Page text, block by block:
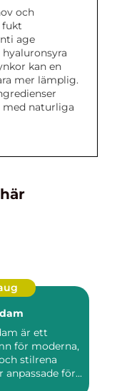
och
fukt
age
kan en
mer lämplig.
med naturliga
är ett
för moderna,
stilrena
anpassade för...